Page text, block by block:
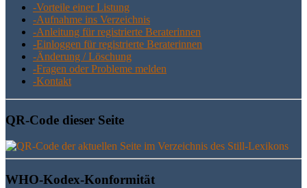
-Vor­tei­le einer Listung
-Auf­nah­me ins Verzeichnis
-Anlei­tung für regis­trier­te Beraterinnen
-Ein­log­gen für regis­trier­te Beraterinnen
-Ände­rung / Löschung
-Fra­gen oder Pro­ble­me melden
-Kon­takt
QR-Code die­ser Seite
WHO-Kodex-Kon­for­mi­tät